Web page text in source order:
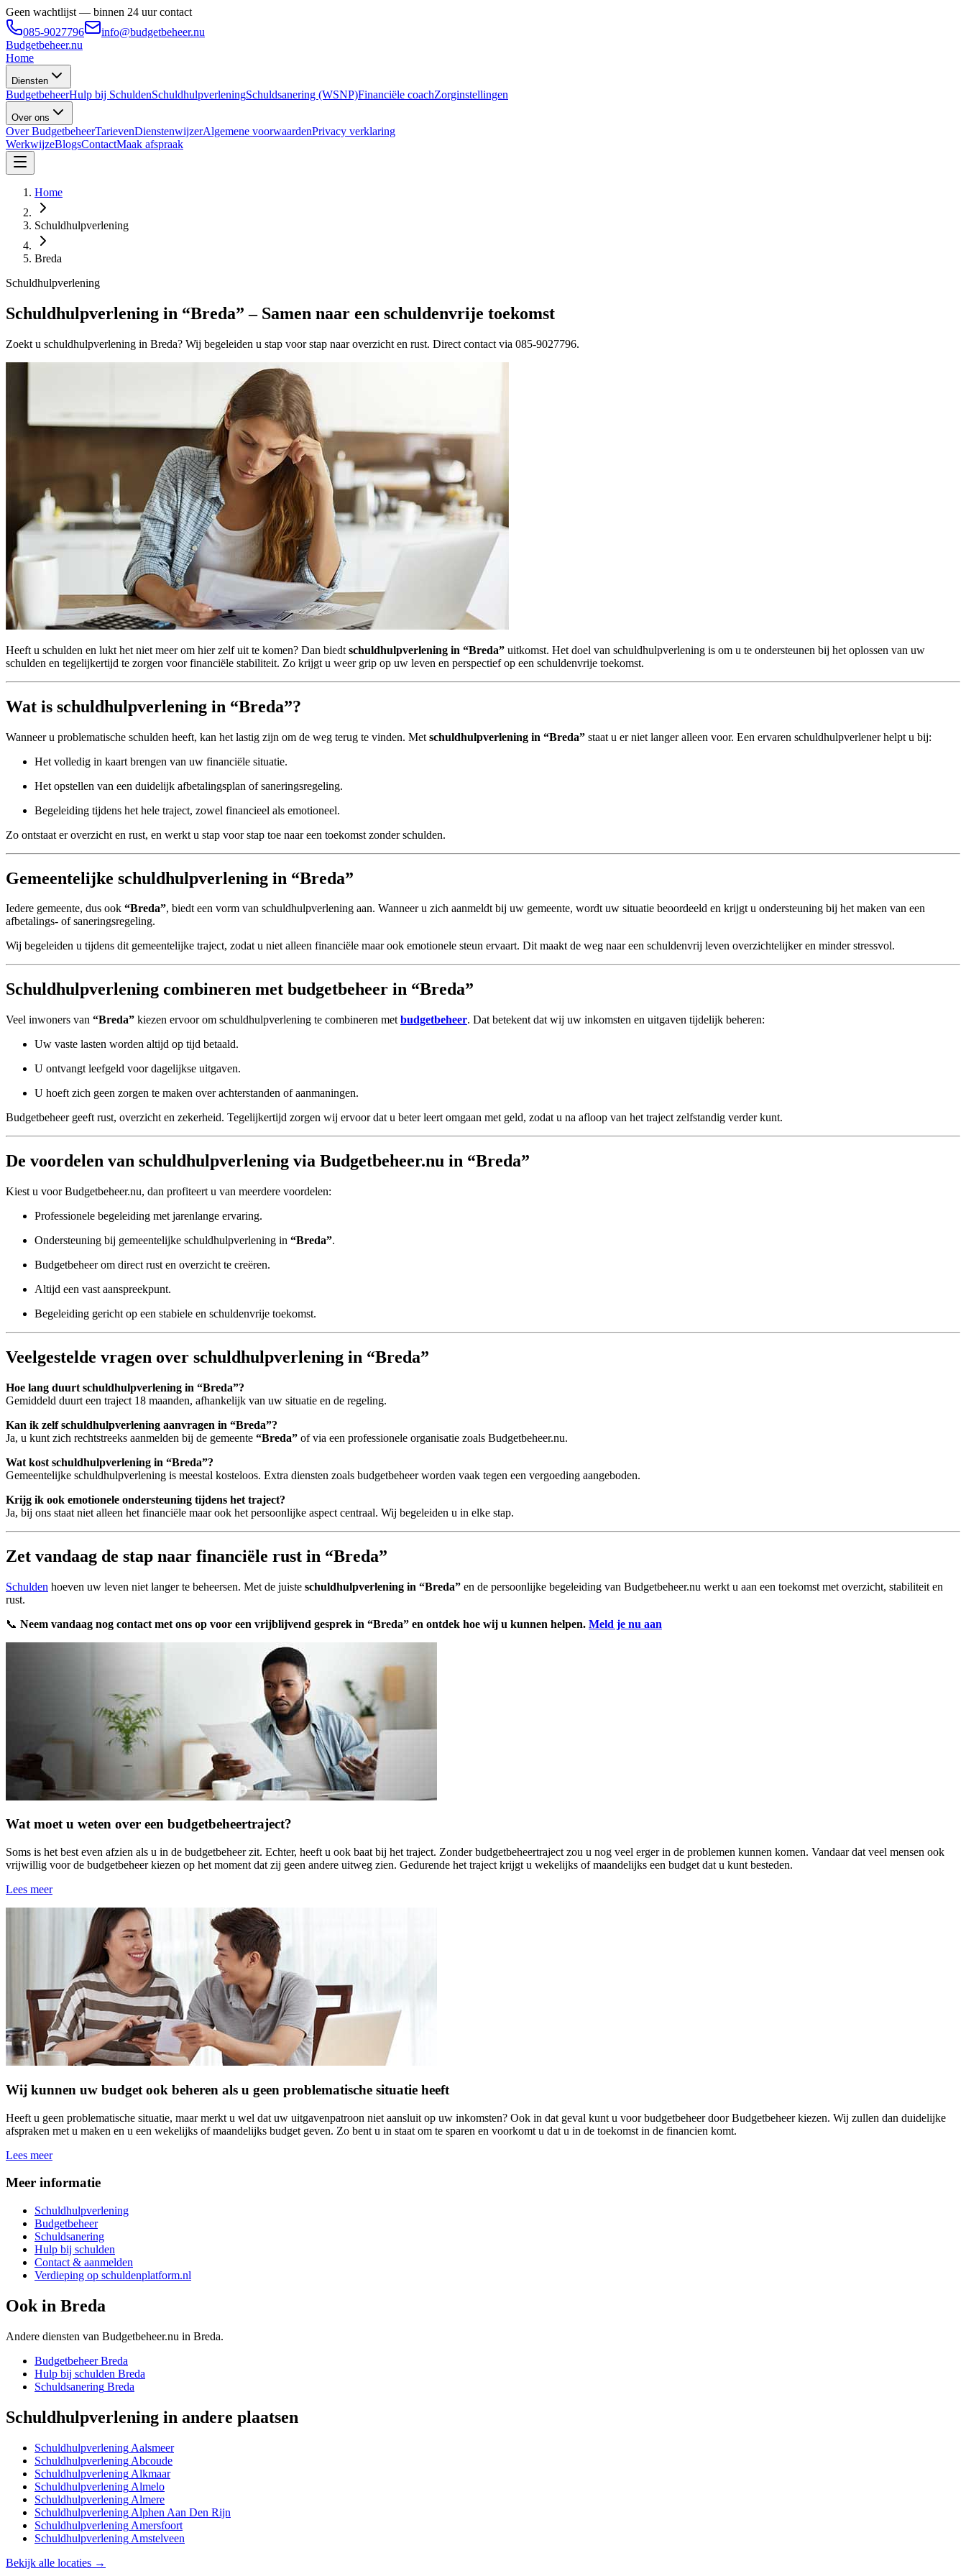
Geen wachtlijst — binnen 24 uur contact
085-9027796
info@budgetbeheer.nu
Budgetbeheer.nu
Home
Diensten
BudgetbeheerHulp bij SchuldenSchuldhulpverleningSchuldsanering (WSNP)Financiële coachZorginstellingen
Over ons
Over BudgetbeheerTarievenDienstenwijzerAlgemene voorwaardenPrivacy verklaring
WerkwijzeBlogsContactMaak afspraak
Home
Schuldhulpverlening
Breda
Schuldhulpverlening
Schuldhulpverlening in “Breda” – Samen naar een schuldenvrije toekomst
Zoekt u schuldhulpverlening in Breda? Wij begeleiden u stap voor stap naar overzicht en rust. Direct contact via 085-9027796.
Heeft u schulden en lukt het niet meer om hier zelf uit te komen? Dan biedt schuldhulpverlening in “Breda” uitkomst. Het doel van schuldhulpverlening is om u te ondersteunen bij het oplossen van uw
schulden en tegelijkertijd te zorgen voor financiële stabiliteit. Zo krijgt u weer grip op uw leven en perspectief op een schuldenvrije toekomst.
Wat is schuldhulpverlening in “Breda”?
Wanneer u problematische schulden heeft, kan het lastig zijn om de weg terug te vinden. Met schuldhulpverlening in “Breda” staat u er niet langer alleen voor. Een ervaren schuldhulpverlener helpt u bij:
Het volledig in kaart brengen van uw financiële situatie.
Het opstellen van een duidelijk afbetalingsplan of saneringsregeling.
Begeleiding tijdens het hele traject, zowel financieel als emotioneel.
Zo ontstaat er overzicht en rust, en werkt u stap voor stap toe naar een toekomst zonder schulden.
Gemeentelijke schuldhulpverlening in “Breda”
Iedere gemeente, dus ook “Breda”, biedt een vorm van schuldhulpverlening aan. Wanneer u zich aanmeldt bij uw gemeente, wordt uw situatie beoordeeld en krijgt u ondersteuning bij het maken van een
afbetalings- of saneringsregeling.
Wij begeleiden u tijdens dit gemeentelijke traject, zodat u niet alleen financiële maar ook emotionele steun ervaart. Dit maakt de weg naar een schuldenvrij leven overzichtelijker en minder stressvol.
Schuldhulpverlening combineren met budgetbeheer in “Breda”
Veel inwoners van “Breda” kiezen ervoor om schuldhulpverlening te combineren met budgetbeheer. Dat betekent dat wij uw inkomsten en uitgaven tijdelijk beheren:
Uw vaste lasten worden altijd op tijd betaald.
U ontvangt leefgeld voor dagelijkse uitgaven.
U hoeft zich geen zorgen te maken over achterstanden of aanmaningen.
Budgetbeheer geeft rust, overzicht en zekerheid. Tegelijkertijd zorgen wij ervoor dat u beter leert omgaan met geld, zodat u na afloop van het traject zelfstandig verder kunt.
De voordelen van schuldhulpverlening via Budgetbeheer.nu in “Breda”
Kiest u voor Budgetbeheer.nu, dan profiteert u van meerdere voordelen:
Professionele begeleiding met jarenlange ervaring.
Ondersteuning bij gemeentelijke schuldhulpverlening in “Breda”.
Budgetbeheer om direct rust en overzicht te creëren.
Altijd een vast aanspreekpunt.
Begeleiding gericht op een stabiele en schuldenvrije toekomst.
Veelgestelde vragen over schuldhulpverlening in “Breda”
Hoe lang duurt schuldhulpverlening in “Breda”?
Gemiddeld duurt een traject 18 maanden, afhankelijk van uw situatie en de regeling.
Kan ik zelf schuldhulpverlening aanvragen in “Breda”?
Ja, u kunt zich rechtstreeks aanmelden bij de gemeente “Breda” of via een professionele organisatie zoals Budgetbeheer.nu.
Wat kost schuldhulpverlening in “Breda”?
Gemeentelijke schuldhulpverlening is meestal kosteloos. Extra diensten zoals budgetbeheer worden vaak tegen een vergoeding aangeboden.
Krijg ik ook emotionele ondersteuning tijdens het traject?
Ja, bij ons staat niet alleen het financiële maar ook het persoonlijke aspect centraal. Wij begeleiden u in elke stap.
Zet vandaag de stap naar financiële rust in “Breda”
Schulden hoeven uw leven niet langer te beheersen. Met de juiste schuldhulpverlening in “Breda” en de persoonlijke begeleiding van Budgetbeheer.nu werkt u aan een toekomst met overzicht, stabiliteit en
rust.
📞 Neem vandaag nog contact met ons op voor een vrijblijvend gesprek in “Breda” en ontdek hoe wij u kunnen helpen. Meld je nu aan
Wat moet u weten over een budgetbeheertraject?
Soms is het best even afzien als u in de budgetbeheer zit. Echter, heeft u ook baat bij het traject. Zonder budgetbeheertraject zou u nog veel erger in de problemen kunnen komen. Vandaar dat veel mensen ook
vrijwillig voor de budgetbeheer kiezen op het moment dat zij geen andere uitweg zien. Gedurende het traject krijgt u wekelijks of maandelijks een budget dat u kunt besteden.
Lees meer
Wij kunnen uw budget ook beheren als u geen problematische situatie heeft
Heeft u geen problematische situatie, maar merkt u wel dat uw uitgavenpatroon niet aansluit op uw inkomsten? Ook in dat geval kunt u voor budgetbeheer door Budgetbeheer kiezen. Wij zullen dan duidelijke
afspraken met u maken en u een wekelijks of maandelijks budget geven. Zo bent u in staat om te sparen en voorkomt u dat u in de toekomst in de financien komt.
Lees meer
Meer informatie
Schuldhulpverlening
Budgetbeheer
Schuldsanering
Hulp bij schulden
Contact & aanmelden
Verdieping op schuldenplatform.nl
Ook in Breda
Andere diensten van Budgetbeheer.nu in Breda.
Budgetbeheer Breda
Hulp bij schulden Breda
Schuldsanering Breda
Schuldhulpverlening in andere plaatsen
Schuldhulpverlening Aalsmeer
Schuldhulpverlening Abcoude
Schuldhulpverlening Alkmaar
Schuldhulpverlening Almelo
Schuldhulpverlening Almere
Schuldhulpverlening Alphen Aan Den Rijn
Schuldhulpverlening Amersfoort
Schuldhulpverlening Amstelveen
Bekijk alle locaties →